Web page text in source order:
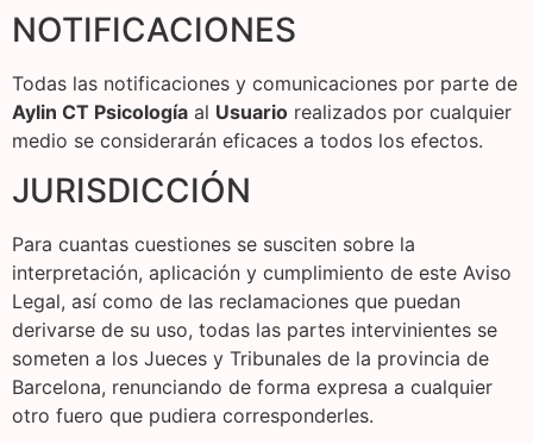
NOTIFICACIONES
Todas las notificaciones y comunicaciones por parte de
Aylin CT Psicología al Usuario realizados por cualquier
medio se considerarán eficaces a todos los efectos.
JURISDICCIÓN
Para cuantas cuestiones se susciten sobre la
interpretación, aplicación y cumplimiento de este Aviso
Legal, así como de las reclamaciones que puedan
derivarse de su uso, todas las partes intervinientes se
someten a los Jueces y Tribunales de la provincia de
Barcelona, renunciando de forma expresa a cualquier
otro fuero que pudiera corresponderles.